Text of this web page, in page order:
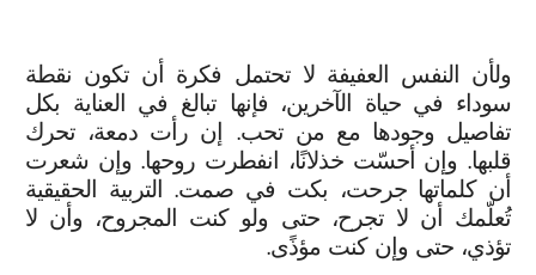
ولأن النفس العفيفة لا تحتمل فكرة أن تكون نقطة
سوداء في حياة الآخرين، فإنها تبالغ في العناية بكل
تفاصيل وجودها مع من تحب. إن رأت دمعة، تحرك
قلبها. وإن أحسّت خذلانًا، انفطرت روحها. وإن شعرت
أن كلماتها جرحت، بكت في صمت. التربية الحقيقية
تُعلّمك أن لا تجرح، حتى ولو كنت المجروح، وأن لا
تؤذي، حتى وإن كنت مؤذًى.